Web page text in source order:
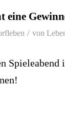
eine
/ von